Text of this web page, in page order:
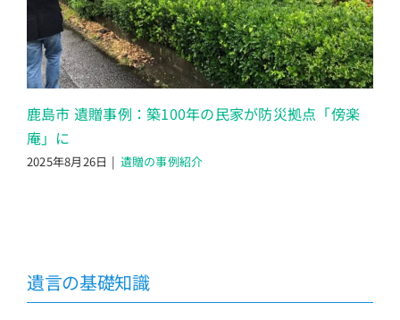
鹿島市 遺贈事例：築100年の民家が防災拠点「傍楽
庵」に
2025年8月26日 | 遺贈の事例紹介
遺言の基礎知識